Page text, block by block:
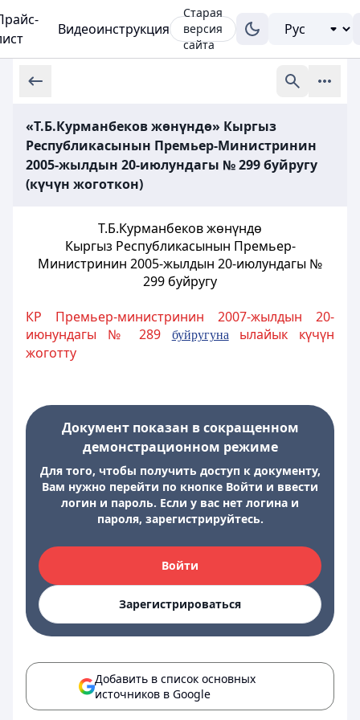
Видеоинструкция
Старая
версия
сайта
«Т.Б.Курманбеков жөнүндө» Кыргыз
Республикасынын Премьер-Министринин
2005-жылдын 20-июлундагы № 299 буйругу
(күчүн жоготкон)
Т.Б.Курманбеков жөнүндө
Кыргыз Республикасынын Премьер-
Министринин 2005-жылдын 20-июлундагы №
299 буйругу
КР Премьер-министринин 2007-жылдын 20-
июнундагы № 289
буйругунаылайык күчүн
жоготту
Документ показан в сокращенном
демонстрационном режиме
Для того, чтобы получить доступ к документу,
Вам нужно перейти по кнопке Войти и ввести
логин и пароль. Если у вас нет логина и
пароля, зарегистрируйтесь.
Войти
Зарегистрироваться
Добавить в список основных
источников в Google